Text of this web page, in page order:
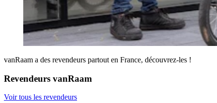
vanRaam a des revendeurs partout en France, découvrez-les !
Revendeurs vanRaam
Voir tous les revendeurs